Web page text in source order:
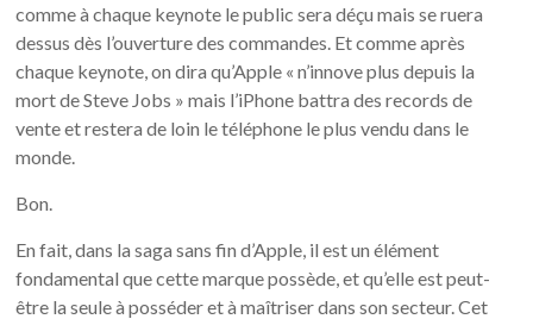
comme à chaque keynote le public sera déçu mais se ruera
dessus dès l’ouverture des commandes. Et comme après
chaque keynote, on dira qu’Apple « n’innove plus depuis la
mort de Steve Jobs » mais l’iPhone battra des records de
vente et restera de loin le téléphone le plus vendu dans le
monde.
Bon.
En fait, dans la saga sans fin d’Apple, il est un élément
fondamental que cette marque possède, et qu’elle est peut-
être la seule à posséder et à maîtriser dans son secteur. Cet